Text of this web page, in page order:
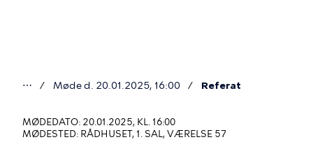
er
⋯ Møde d. 20.01.2025, 16:00 Referat
MØDEDATO: 20.01.2025, KL. 16:00
MØDESTED: RÅDHUSET, 1. SAL, VÆRELSE 57